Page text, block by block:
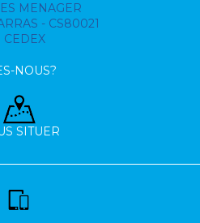
MENAGER
- CS80021
NOUS?
SITUER